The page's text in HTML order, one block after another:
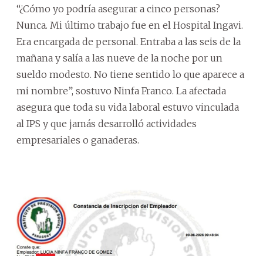
“¿Cómo yo podría asegurar a cinco personas?
Nunca. Mi último trabajo fue en el Hospital Ingavi.
Era encargada de personal. Entraba a las seis de la
mañana y salía a las nueve de la noche por un
sueldo modesto. No tiene sentido lo que aparece a
mi nombre”, sostuvo Ninfa Franco. La afectada
asegura que toda su vida laboral estuvo vinculada
al IPS y que jamás desarrolló actividades
empresariales o ganaderas.